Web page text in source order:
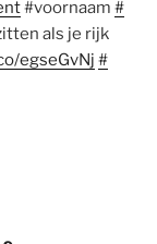
#voornaam #
als je rijk
egseGvNj #